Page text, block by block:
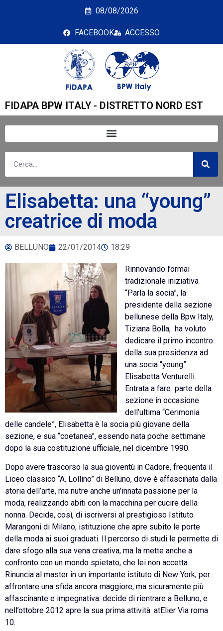
Elisabetta: una
08/08/2026
FACEBOOK ACCESSO
FIDAPA BPW ITALY - DISTRETTO NORD EST
Elisabetta: una “young”
creatrice di moda
BELLUNO 22/01/2014 18:29
Rinnovando l’ormai
tradizionale iniziativa
“Parla la socia”, la
presidente della sezione
bellunese della Bpw Italy,
Tiziana Bolla, ha voluto
dedicare il primo incontro
della sua presidenza ad
una socia “young”:
Elisabetta Venturelli.
Entrata a fare parte della
sezione in occasione
dell’ultima “Cerimonia
delle candele”, Elisabetta è la socia più giovane della
sezione, e sua “coetanea”, essendo nata poche settimane
dopo la sua costituzione ufficiale, nel dicembre 1990.
Dopo avere trascorso la sua gioventù in Cadore, frequenta il
Liceo classico “A. Lollino” di Belluno, dove è affascinata dalla
storia dell’arte, ma nutre anche un’innata passione per la
moda, realizzando abiti con la macchina per cucire della
nonna. Decide, così, di iscriversi al prestigioso Istituto
Marangoni di Milano, istituzione che apre subito le porte
della moda ai suoi graduati. Il percorso di studi le permette di
dare sfogo alla sua vena creativa, ma la mette anche a
confronto con un mondo spietato, che lei non accetta.
Rinuncia al master in un importante istituto di New York, per
affrontare una sfida ancora maggiore, ma sicuramente più
affascinante e impegnativa: decide di rientrare a Belluno, e
nell’ottobre 2012 apre la sua prima attività: atElier Via roma
10.